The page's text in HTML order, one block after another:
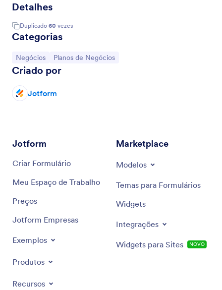
Detalhes
Duplicado 60 vezes
Categorias
Ir para Categoria:
Negócios Ir para Categoria:
Planos de Negócios
Criado por
Jotform
Jotform
Criar Formulário
Meu Espaço de Trabalho
Preços
Jotform Empresas
Exemplos
Produtos
Recursos
Marketplace
Modelos
Temas para Formulários
Widgets
Integrações
Widgets para Sites NOVO